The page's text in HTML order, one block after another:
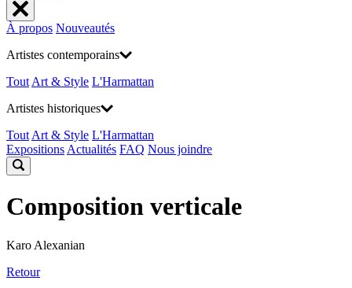
À propos Nouveautés
Artistes contemporains
Tout Art & Style L'Harmattan
Artistes historiques
Tout Art & Style L'Harmattan
Expositions Actualités FAQ Nous joindre
Composition verticale
Karo Alexanian
Retour